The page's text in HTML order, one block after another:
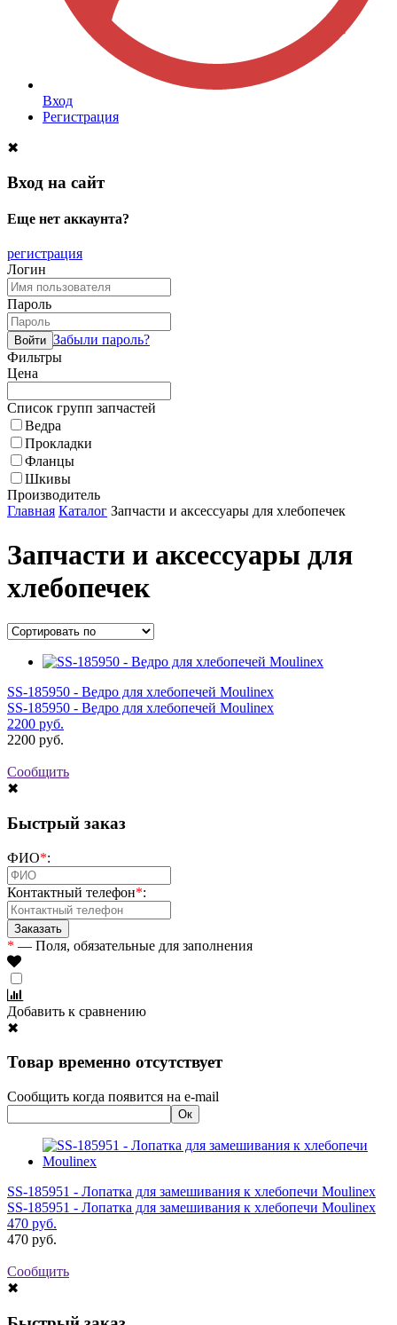
Вход
Регистрация
✖
Вход на сайт
Еще нет аккаунта?
регистрация
Логин
Пароль
Забыли пароль?
Фильтры
Цена
Список групп запчастей
Ведра
Прокладки
Фланцы
Шкивы
Производитель
Главная Каталог Запчасти и аксессуары для хлебопечек
Запчасти и аксессуары для
хлебопечек
SS-185950 - Ведро для хлебопечей Moulinex
SS-185950 - Ведро для хлебопечей Moulinex
2200 руб.
2200 руб.
Сообщить
✖
Быстрый заказ
ФИО*:
Контактный телефон*:
* — Поля, обязательные для заполнения
Добавить к сравнению
✖
Товар временно отсутствует
Сообщить когда появится на e-mail
SS-185951 - Лопатка для замешивания к хлебопечи Moulinex
SS-185951 - Лопатка для замешивания к хлебопечи Moulinex
470 руб.
470 руб.
Сообщить
✖